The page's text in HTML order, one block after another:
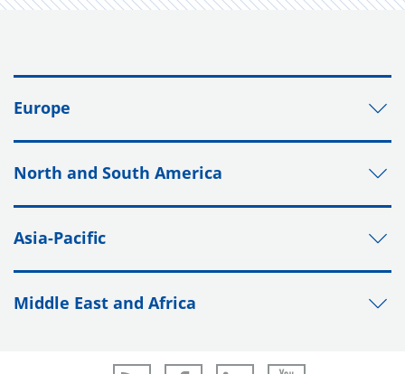
Europe
North and South America
Asia-Pacific
Middle East and Africa